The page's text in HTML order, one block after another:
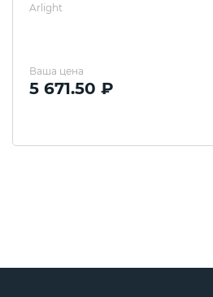
Arlight
Ваша цена
5 671.50 ₽